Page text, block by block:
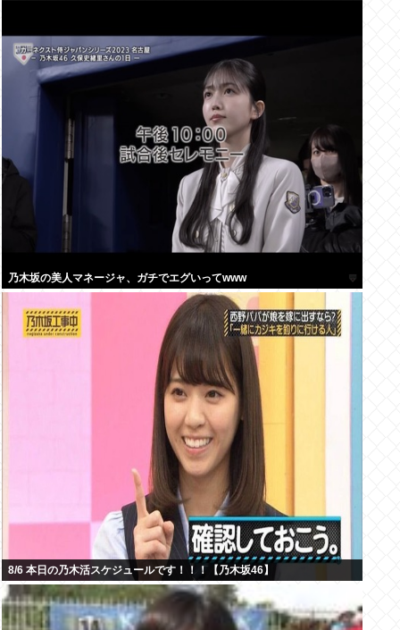
乃木坂の美人マネージャ、ガチでエグいってwww
8/6 本日の乃木活スケジュールです！！！【乃木坂46】